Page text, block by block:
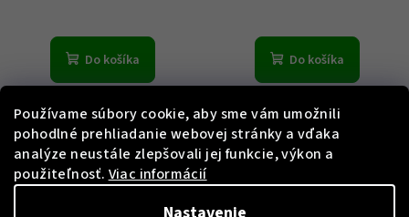
Používame súbory cookie, aby sme vám umožnili
pohodlné prehliadanie webovej stránky a vďaka
analýze neustále zlepšovali jej funkcie, výkon a
použiteľnosť. Viac informácií
Do košíka Do košíka